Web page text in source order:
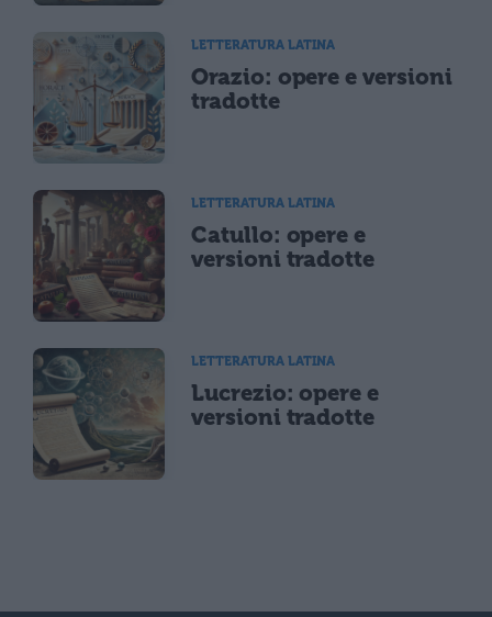
LETTERATURA LATINA
Orazio: opere e versioni
tradotte
LETTERATURA LATINA
Catullo: opere e
versioni tradotte
LETTERATURA LATINA
Lucrezio: opere e
versioni tradotte